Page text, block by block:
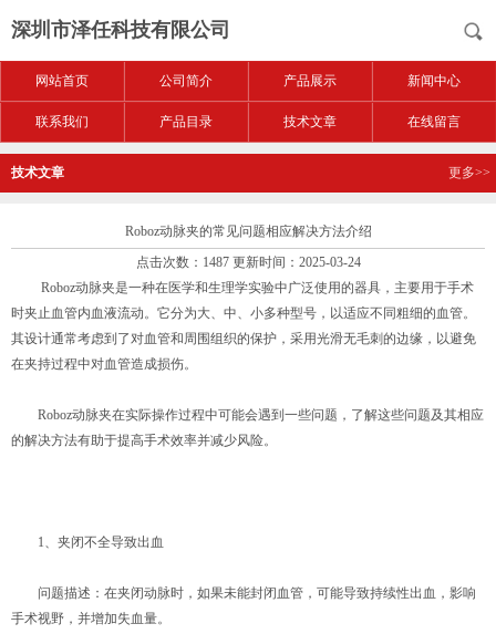
深圳市泽任科技有限公司
网站首页 公司简介 产品展示 新闻中心
联系我们 产品目录 技术文章 在线留言
技术文章 更多>>
Roboz动脉夹的常见问题相应解决方法介绍
点击次数：1487 更新时间：2025-03-24
Roboz动脉夹是一种在医学和生理学实验中广泛使用的器具，主要用于手术
时夹止血管内血液流动。它分为大、中、小多种型号，以适应不同粗细的血管。
其设计通常考虑到了对血管和周围组织的保护，采用光滑无毛刺的边缘，以避免
在夹持过程中对血管造成损伤。
Roboz动脉夹在实际操作过程中可能会遇到一些问题，了解这些问题及其相应
的解决方法有助于提高手术效率并减少风险。
1、夹闭不全导致出血
问题描述：在夹闭动脉时，如果未能封闭血管，可能导致持续性出血，影响
手术视野，并增加失血量。